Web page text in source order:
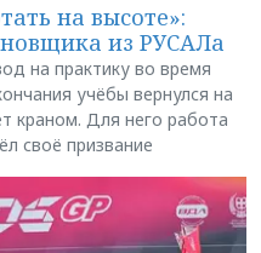
на высоте»:
из РУСАЛа
на практику во время
учёбы вернулся на
краном. Для него работа
своё призвание